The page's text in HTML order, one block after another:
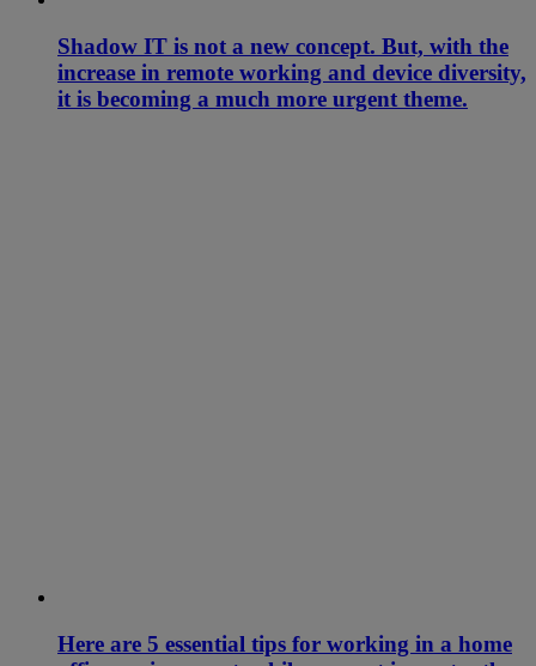
Shadow IT is not a new concept. But, with the
increase in remote working and device diversity,
it is becoming a much more urgent theme.
Here are 5 essential tips for working in a home